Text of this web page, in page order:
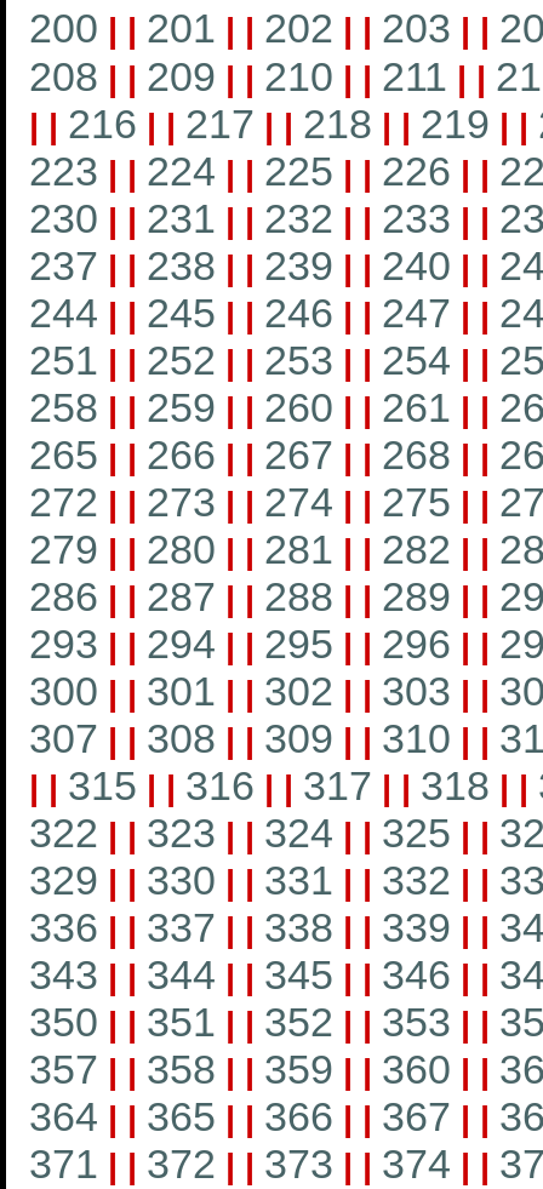
200 | | 201 | | 202 | | 203 | |
208 | | 209 | | 210 | | 211 | |
| | 216 | | 217 | | 218 | | 219 | |
223 | | 224 | | 225 | | 226 | |
230 | | 231 | | 232 | | 233 | |
237 | | 238 | | 239 | | 240 | |
244 | | 245 | | 246 | | 247 | |
251 | | 252 | | 253 | | 254 | |
258 | | 259 | | 260 | | 261 | |
265 | | 266 | | 267 | | 268 | |
272 | | 273 | | 274 | | 275 | |
279 | | 280 | | 281 | | 282 | |
286 | | 287 | | 288 | | 289 | |
293 | | 294 | | 295 | | 296 | |
300 | | 301 | | 302 | | 303 | |
307 | | 308 | | 309 | | 310 | |
| | 315 | | 316 | | 317 | | 318 | |
322 | | 323 | | 324 | | 325 | |
329 | | 330 | | 331 | | 332 | |
336 | | 337 | | 338 | | 339 | |
343 | | 344 | | 345 | | 346 | |
350 | | 351 | | 352 | | 353 | |
357 | | 358 | | 359 | | 360 | |
364 | | 365 | | 366 | | 367 | |
371 | | 372 | | 373 | | 374 | |